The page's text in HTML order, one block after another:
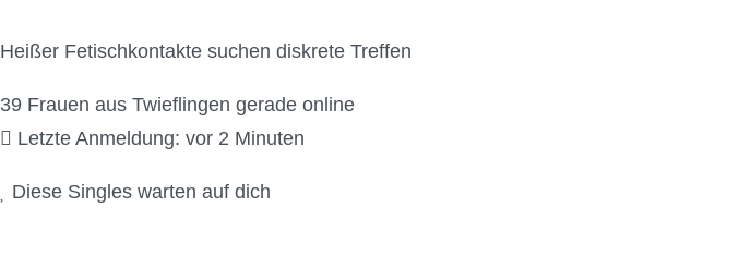
Heißer Fetischkontakte suchen diskrete Treffen
39 Frauen aus Twieflingen gerade online
Letzte Anmeldung: vor 2 Minuten
Diese Singles warten auf dich